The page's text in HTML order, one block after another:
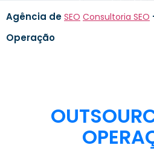
Agência de SEO Consultoria SEO
Operação